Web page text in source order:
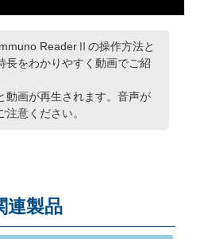
ReaderⅡの操作方法と
長をわかりやすく動画でご紹
動画が再生されます。音声が
意ください。
連製品